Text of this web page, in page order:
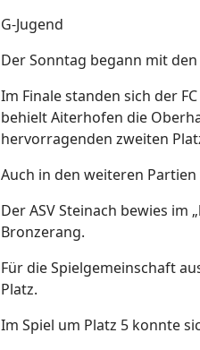
G-Jugend
Der Sonntag begann mit den
Im Finale standen sich der
behielt Aiterhofen die
hervorragenden zweiten
Auch in den weiteren
Der ASV Steinach bewies
Bronzerang.
Für die Spielgemeinschaft
Platz.
Im Spiel um Platz 5 konnte